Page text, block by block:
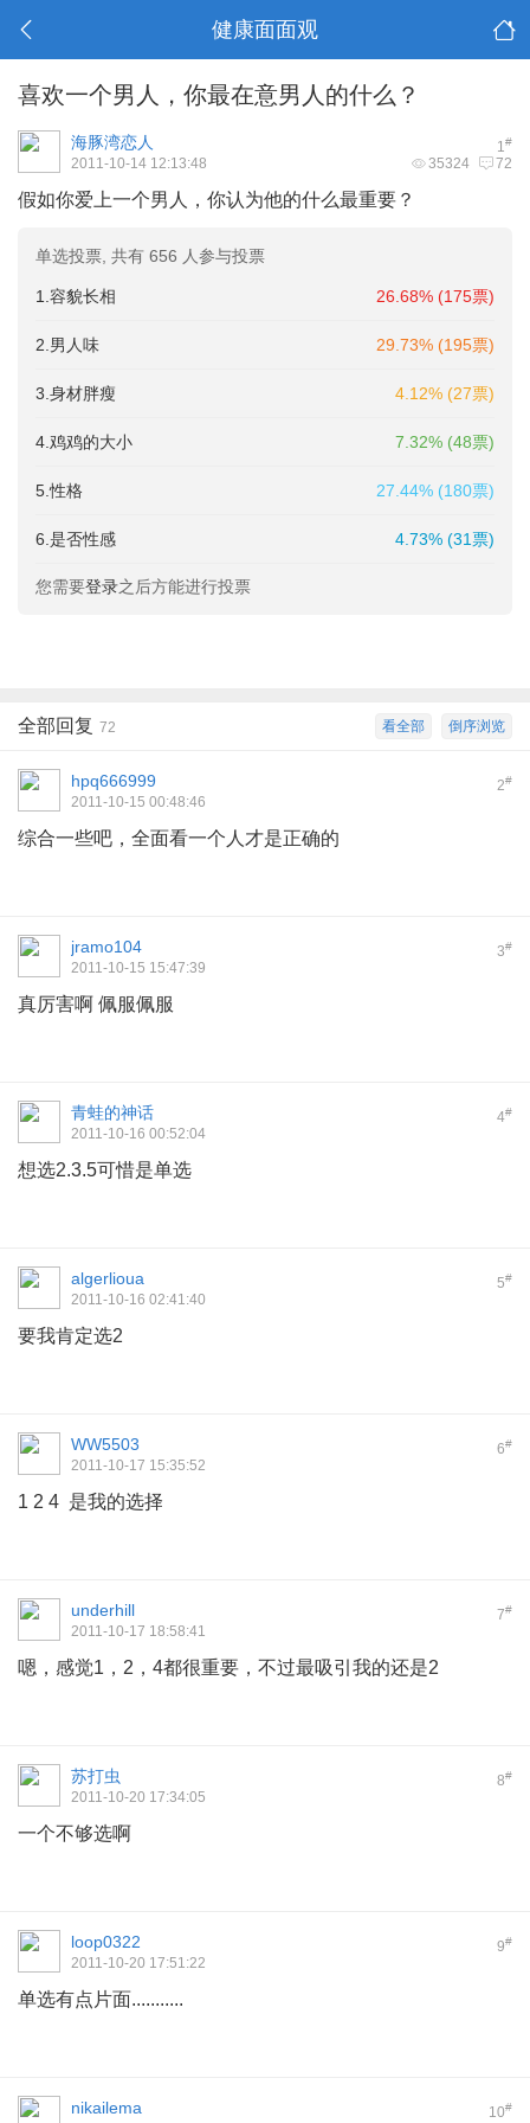
健康面面观
喜欢一个男人，你最在意男人的什么？
1#
海豚湾恋人
35324 72
2011-10-14 12:13:48
假如你爱上一个男人，你认为他的什么最重要？
单选投票, 共有 656 人参与投票
1.容貌长相 26.68% (175票)
2.男人味 29.73% (195票)
3.身材胖瘦 4.12% (27票)
4.鸡鸡的大小 7.32% (48票)
5.性格 27.44% (180票)
6.是否性感 4.73% (31票)
您需要登录之后方能进行投票
倒序浏览
看全部
全部回复 72
2#
hpq666999
2011-10-15 00:48:46
综合一些吧，全面看一个人才是正确的
3#
jramo104
2011-10-15 15:47:39
真厉害啊 佩服佩服
4#
青蛙的神话
2011-10-16 00:52:04
想选2.3.5可惜是单选
5#
algerlioua
2011-10-16 02:41:40
要我肯定选2
6#
WW5503
2011-10-17 15:35:52
1 2 4 是我的选择
7#
underhill
2011-10-17 18:58:41
嗯，感觉1，2，4都很重要，不过最吸引我的还是2
8#
苏打虫
2011-10-20 17:34:05
一个不够选啊
9#
loop0322
2011-10-20 17:51:22
单选有点片面...........
10#
nikailema